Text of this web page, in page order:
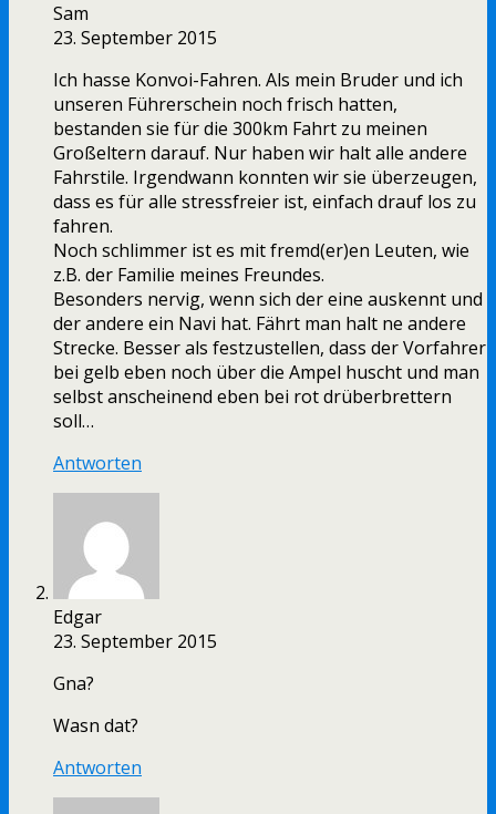
Sam
23. September 2015
Ich hasse Konvoi-Fahren. Als mein Bruder und ich
unseren Führerschein noch frisch hatten,
bestanden sie für die 300km Fahrt zu meinen
Großeltern darauf. Nur haben wir halt alle andere
Fahrstile. Irgendwann konnten wir sie überzeugen,
dass es für alle stressfreier ist, einfach drauf los zu
fahren.
Noch schlimmer ist es mit fremd(er)en Leuten, wie
z.B. der Familie meines Freundes.
Besonders nervig, wenn sich der eine auskennt und
der andere ein Navi hat. Fährt man halt ne andere
Strecke. Besser als festzustellen, dass der Vorfahrer
bei gelb eben noch über die Ampel huscht und man
selbst anscheinend eben bei rot drüberbrettern
soll…
Antworten
Edgar
23. September 2015
Gna?
Wasn dat?
Antworten